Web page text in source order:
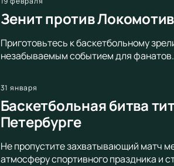
Зенит против
Приготовьтесь к баскетбольному
незабываемым событием для
31 января
Баскетбольная битва
Петербурге
Не пропустите захватывающий матч
атмосферу спортивного праздника и